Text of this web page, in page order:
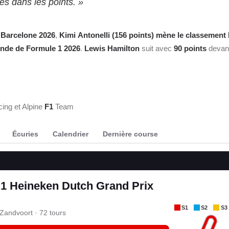
dans les points. »
2026, Kimi Antonelli (156 points) mène le classement
de Formule 1 2026. Lewis Hamilton suit avec 90 points
et Alpine F1 Team
Écuries Calendrier Dernière course
Heineken Dutch Grand Prix
· 72 tours
S1 S2 S3